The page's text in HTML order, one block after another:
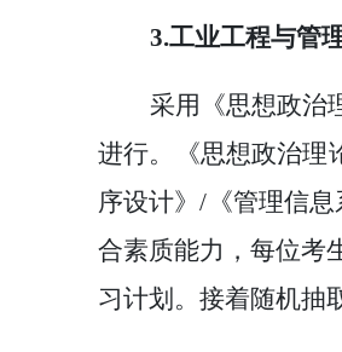
3.工业工程与管
采用《思想政治
进行。《思想政治理
序设计》/《管理信
合素质能力，每位考
习计划。 接着随机抽